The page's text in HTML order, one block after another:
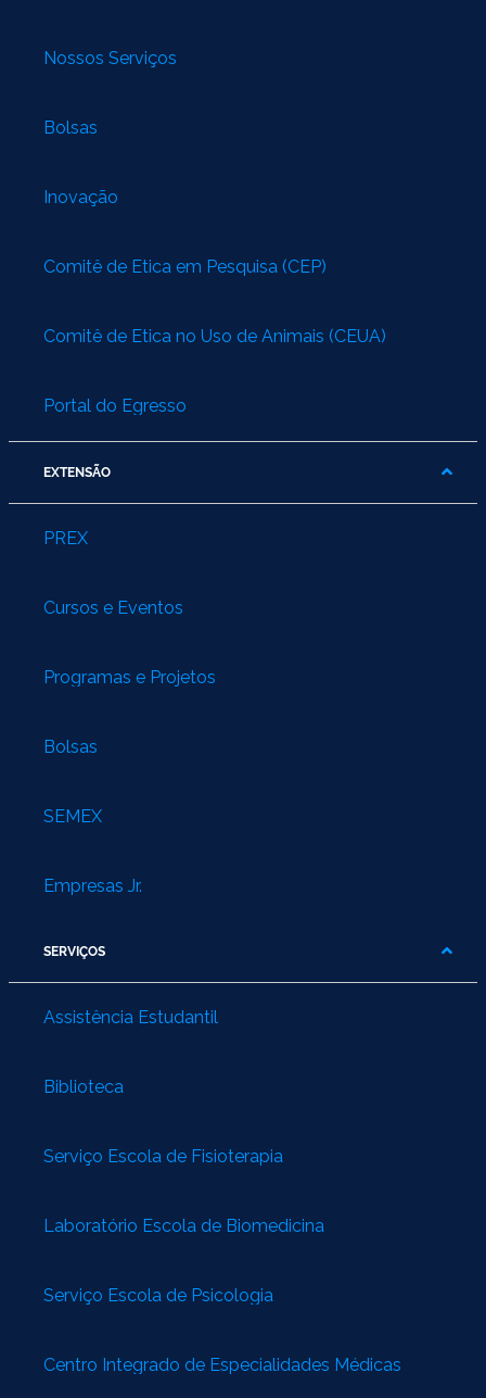
Nossos Serviços
Bolsas
Inovação
Comitê de Ética em Pesquisa (CEP)
Comitê de Ética no Uso de Animais (CEUA)
Portal do Egresso
EXTENSÃO
PREX
Cursos e Eventos
Programas e Projetos
Bolsas
SEMEX
Empresas Jr.
SERVIÇOS
Assistência Estudantil
Biblioteca
Serviço Escola de Fisioterapia
Laboratório Escola de Biomedicina
Serviço Escola de Psicologia
Centro Integrado de Especialidades Médicas